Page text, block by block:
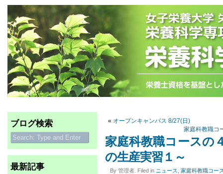
ブログ検索
最新記事
« オープンキャンパス 8/27(日)
家庭科教職コ
家庭科教職コースの
の生産実習１～
By 管理者. Filed in ニュース 家庭科教職コー